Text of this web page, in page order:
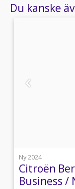
Du kanske
Ny 2024
Citroën
Business /